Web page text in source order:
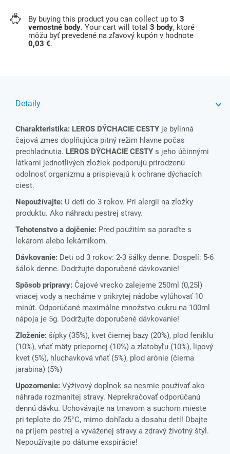
By buying this product you can collect up to 3
vernostné body. Your cart will total 3 body, ktoré
môžu byť prevedené na zľavový kupón v hodnote
0,03 €.
Detaily
Charakteristika: LEROS DÝCHACIE CESTY je bylinná
čajová zmes doplňujúca pitný režim hlavne počas
prechladnutia. LEROS DÝCHACIE CESTY s jeho účinnými
látkami jednotlivých zložiek podporujú prirodzenú
odolnosť organizmu a prispievajú k ochrane dýchacích
ciest.
Nepoužívajte: U detí do 3 rokov. Pri alergii na zložky
produktu. Ako náhradu pestrej stravy.
Tehotenstvo a dojčenie: Pred použitím sa poraďte s
lekárom alebo lekárnikom.
Dávkovanie: Deti od 3 rokov: 2-3 šálky denne. Dospelí: 5-6
šálok denne. Dodržujte doporučené dávkovanie!
Spôsob prípravy: Čajové vrecko zalejeme 250ml (0,25l)
vriacej vody a necháme v prikrytej nádobe vylúhovať 10
minút. Odporúčané maximálne množstvo cukru na 100ml
nápoja je 5g. Dodržujte doporučené dávkovanie!
Zloženie: šípky (35%), kvet čiernej bazy (20%), plod feniklu
(10%), vňať mäty priepornej (10%) a zlatobyľu (10%), lipový
kvet (5%), hluchavková vňať (5%), plod arónie (čierna
jarabina) (5%)
Upozornenie: Výživový doplnok sa nesmie používať ako
náhrada rozmanitej stravy. Neprekračovať odporúčanú
dennú dávku. Uchovávajte na tmavom a suchom mieste
pri teplote do 25°C, mimo dohľadu a dosahu detí! Dbajte
na príjem pestrej a vyváženej stravy a zdravý životný štýl.
Nepoužívajte po dátume exspirácie!